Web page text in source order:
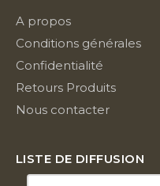
A propos
Conditions générales
Confidentialité
Retours Produits
Nous contacter
LISTE DE DIFFUSION